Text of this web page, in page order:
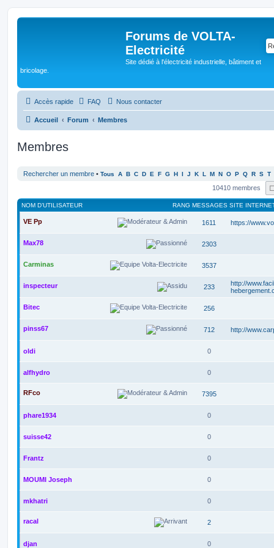
Forums de VOLTA-
Electricité
Site dédié à l'électricité industrielle, bâtiment et
bricolage.
Accès rapide FAQ Nous contacter
Accueil Forum Membres
Membres
Rechercher un membre • Tous A B C D E F G H I J K L M N O P Q R S T
10410 membres
RANG
NOM D’UTILISATEUR MESSAGES SITE
VE Pp 1611 https://
Max78 2303
Carminas 3537
inspecteur 233
http://
Bitec 256
pinss67 712 http://
oldi 0
alfhydro 0
RFco 7395
phare1934 0
suisse42 0
Frantz 0
MOUMI Joseph 0
mkhatri 0
racal 2
djan 0